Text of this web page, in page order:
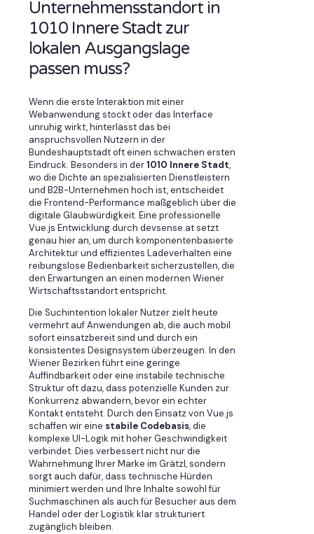
Unternehmensstandort in
1010 Innere Stadt zur
lokalen Ausgangslage
passen muss?
Wenn die erste Interaktion mit einer
Webanwendung stockt oder das Interface
unruhig wirkt, hinterlässt das bei
anspruchsvollen Nutzern in der
Bundeshauptstadt oft einen schwachen ersten
Eindruck. Besonders in der1010 Innere Stadt,
wo die Dichte an spezialisierten Dienstleistern
und B2B-Unternehmen hoch ist, entscheidet
die Frontend-Performance maßgeblich über die
digitale Glaubwürdigkeit. Eine professionelle
Vue.js Entwicklung durch devsense.at setzt
genau hier an, um durch komponentenbasierte
Architektur und effizientes Ladeverhalten eine
reibungslose Bedienbarkeit sicherzustellen, die
den Erwartungen an einen modernen Wiener
Wirtschaftsstandort entspricht.
Die Suchintention lokaler Nutzer zielt heute
vermehrt auf Anwendungen ab, die auch mobil
sofort einsatzbereit sind und durch ein
konsistentes Designsystem überzeugen. In den
Wiener Bezirken führt eine geringe
Auffindbarkeit oder eine instabile technische
Struktur oft dazu, dass potenzielle Kunden zur
Konkurrenz abwandern, bevor ein echter
Kontakt entsteht. Durch den Einsatz von Vue.js
schaffen wir eine stabile Codebasis, die
komplexe UI-Logik mit hoher Geschwindigkeit
verbindet. Dies verbessert nicht nur die
Wahrnehmung Ihrer Marke im Grätzl, sondern
sorgt auch dafür, dass technische Hürden
minimiert werden und Ihre Inhalte sowohl für
Suchmaschinen als auch für Besucher aus dem
Handel oder der Logistik klar strukturiert
zugänglich bleiben.